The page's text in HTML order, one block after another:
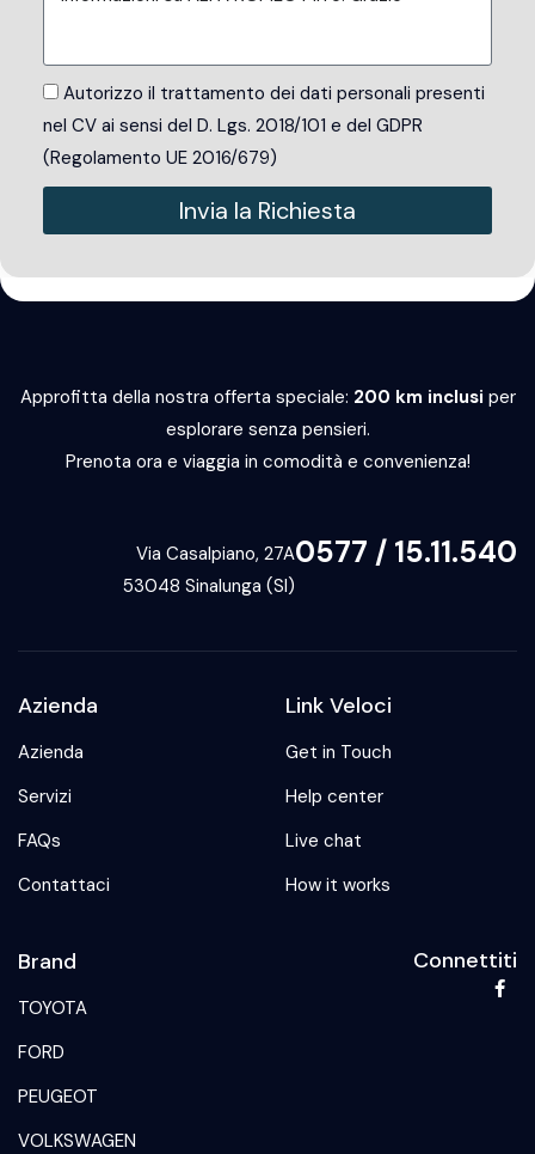
Autorizzo il trattamento dei dati personali presenti
nel CV ai sensi del D. Lgs. 2018/101 e del GDPR
(Regolamento UE 2016/679)
Invia la Richiesta
Approfitta della nostra offerta speciale: 200 km inclusi per
esplorare senza pensieri.
Prenota ora e viaggia in comodità e convenienza!
0577 / 15.11.540
Via Casalpiano, 27A
53048 Sinalunga (SI)
Azienda
Azienda
Servizi
FAQs
Contattaci
Link Veloci
Get in Touch
Help center
Live chat
How it works
Brand
TOYOTA
FORD
PEUGEOT
VOLKSWAGEN
Connettiti